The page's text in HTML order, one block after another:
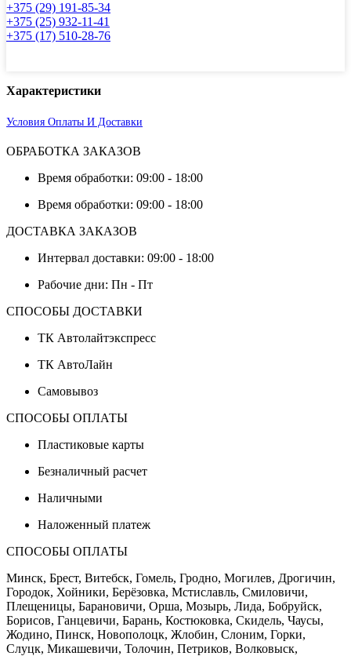
+375 (29) 191-85-34
+375 (25) 932-11-41
+375 (17) 510-28-76
Характеристики
Условия Оплаты И Доставки
ОБРАБОТКА ЗАКАЗОВ
Время обработки: 09:00 - 18:00
Время обработки: 09:00 - 18:00
ДОСТАВКА ЗАКАЗОВ
Интервал доставки: 09:00 - 18:00
Рабочие дни: Пн - Пт
СПОСОБЫ ДОСТАВКИ
ТК Автолайтэкспресс
ТК АвтоЛайн
Самовывоз
СПОСОБЫ ОПЛАТЫ
Пластиковые карты
Безналичный расчет
Наличными
Наложенный платеж
СПОСОБЫ ОПЛАТЫ
Минск, Брест, Витебск, Гомель, Гродно, Могилев, Дрогичин,
Городок, Хойники, Берёзовка, Мстиславль, Смиловичи,
Плещеницы, Барановичи, Орша, Мозырь, Лида, Бобруйск,
Борисов, Ганцевичи, Барань, Костюковка, Скидель, Чаусы,
Жодино, Пинск, Новополоцк, Жлобин, Слоним, Горки,
Слуцк, Микашевичи, Толочин, Петриков, Волковыск,